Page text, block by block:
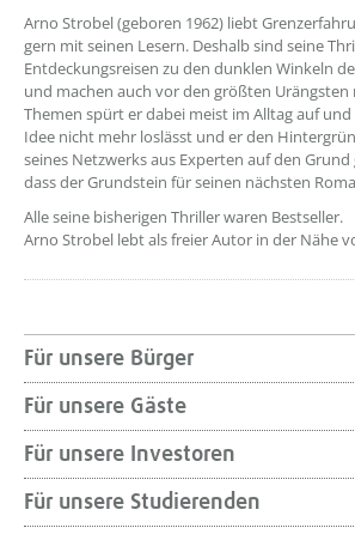
Arno Strobel (geboren 1962) liebt
gern mit seinen Lesern. Deshalb sind seine
Entdeckungsreisen zu den dunklen Winkeln
und machen auch vor den größten Urängsten
Themen spürt er dabei meist im Alltag auf
Idee nicht mehr loslässt und er den
seines Netzwerks aus Experten auf den
dass der Grundstein für seinen nächsten
Alle seine bisherigen Thriller waren Bestseller.
Arno Strobel lebt als freier Autor in der Nähe
Für unsere Bürger
Für unsere Gäste
Für unsere Investoren
Für unsere Studierenden